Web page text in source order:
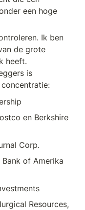
een hoge
Ik ben
de grote
heeft.
is
en Berkshire
Corp.
Bank of Amerika
Resources,